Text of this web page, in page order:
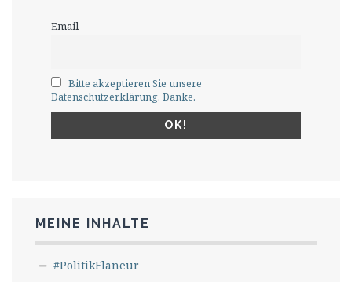
Email
Bitte akzeptieren Sie unsere
Datenschutzerklärung. Danke.
MEINE INHALTE
#PolitikFlaneur